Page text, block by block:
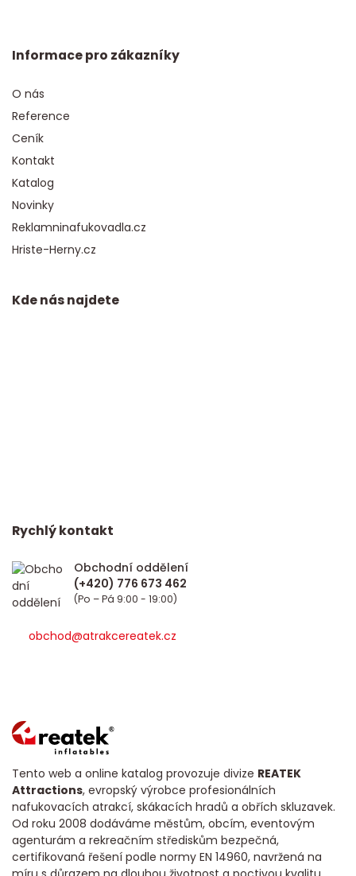
Informace pro zákazníky
O nás
Reference
Ceník
Kontakt
Katalog
Novinky
Reklamninafukovadla.cz
Hriste-Herny.cz
Kde nás najdete
Tento web a online katalog provozuje divize REATEK
Attractions, evropský výrobce profesionálních
nafukovacích atrakcí, skákacích hradů a obřích skluzavek.
Od roku 2008 dodáváme městům, obcím, eventovým
agenturám a rekreačním střediskům bezpečná,
certifikovaná řešení podle normy EN 14960, navržená na
Rychlý kontakt
Obchodní oddělení
(Po – Pá 9:00 - 19:00)
obchod@atrakcereatek.cz